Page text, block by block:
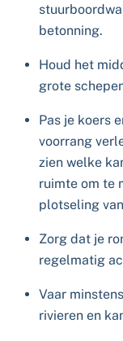
betonning.
Houd het
grote
Pas je koers
voorrang
zien welke
ruimte om te
plotseling
Zorg dat je
regelmatig
Vaar
rivieren en